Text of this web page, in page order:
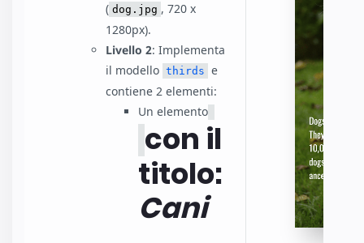
( dog.jpg , 720 x
1280px).
Livello 2: Implementa
il modello thirds e
contiene 2 elementi:
Un elemento
con il
titolo:
Cani